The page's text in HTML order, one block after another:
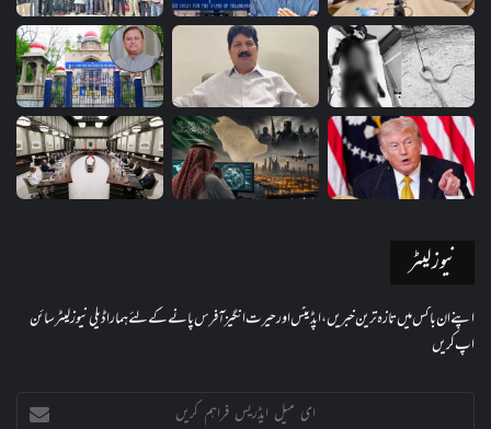
نیوز لیٹر
اپنے ان باکس میں تازہ ترین خبریں، اپڈیٹس اور حیرت انگیز آفرس پانے کے لئے ہمارا ڈیلی نیوز لیٹر سائن
اپ کریں